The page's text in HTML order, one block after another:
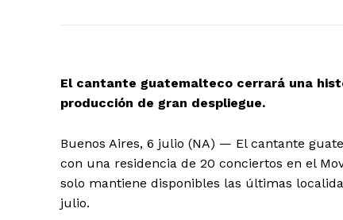
El cantante guatemalteco cerrará una
producción de gran despliegue.
Buenos Aires, 6 julio (NA) — El cantante
con una residencia de 20 conciertos en el
solo mantiene disponibles las últimas
julio.